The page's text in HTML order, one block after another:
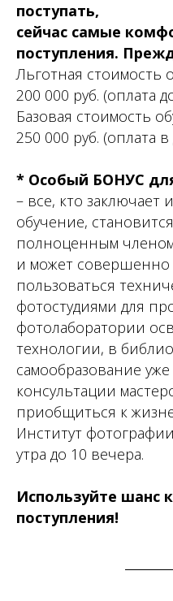
поступать,
сейчас самые
поступления.
Льготная стоимость
200 000 руб. (оплата
Базовая стоимость
250 000 руб. (оплата в
* Особый БОНУС
– все, кто заключает
обучение,
полноценным
и может совершенно
пользоваться
фотостудиями для
фотолаборатории
технологии, в
самообразование
консультации
приобщиться к
Институт
утра до 10 вечера.
Используйте шанс
поступления!